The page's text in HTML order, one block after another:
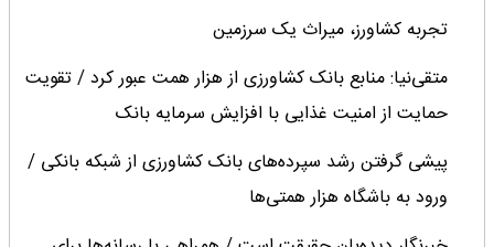
تجربه کشاورز، میراث یک سرزمین
متقی‌نیا: منابع بانک کشاورزی از هزار همت عبور کرد / تقویت
حمایت از امنیت غذایی با افزایش سرمایه بانک
پیشی گرفتن رشد سپرده‌های بانک کشاورزی از شبکه بانکی /
ورود به باشگاه هزار همتی‌ها